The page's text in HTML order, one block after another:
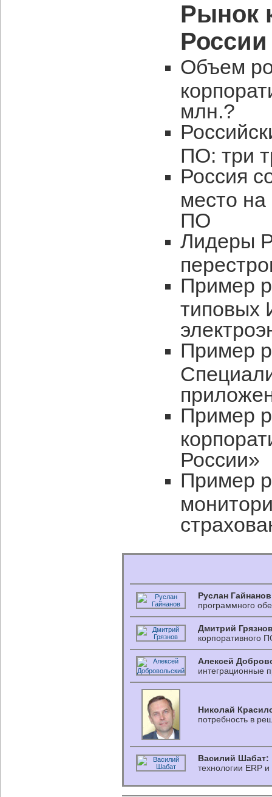
Рынок
России
Объем
млн.?
ПО: три
Россия
место
ПО
Лидеры
Пример
типовых
Пример
Пример
России»
Пример
Руслан
программного
Дмитрий
корпоративного
Алексей
интеграционные
Николай
потребность в
Василий Шабат:
технологии ERP и